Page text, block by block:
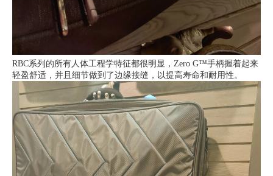
RBC系列的所有人体工程学特征都很明显，Zero G™手柄握着起来
轻盈舒适，并且细节做到了边缘接缝，以提高寿命和耐用性。